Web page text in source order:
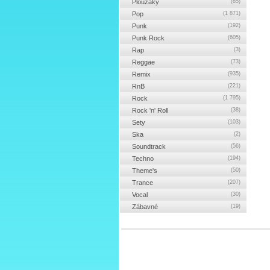
Ploužáky (65)
Pop (1 871)
Punk (192)
Punk Rock (605)
Rap (3)
Reggae (73)
Remix (935)
RnB (221)
Rock (1 795)
Rock 'n' Roll (38)
Sety (103)
Ska (2)
Soundtrack (56)
Techno (194)
Theme's (50)
Trance (207)
Vocal (30)
Zábavné (19)